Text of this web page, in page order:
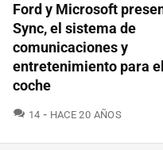
Ford y Microsoft
Sync, el sistema de
comunicaciones y
entretenimiento para el
coche
14 COMENTARIOS
HACE 20 AÑOS